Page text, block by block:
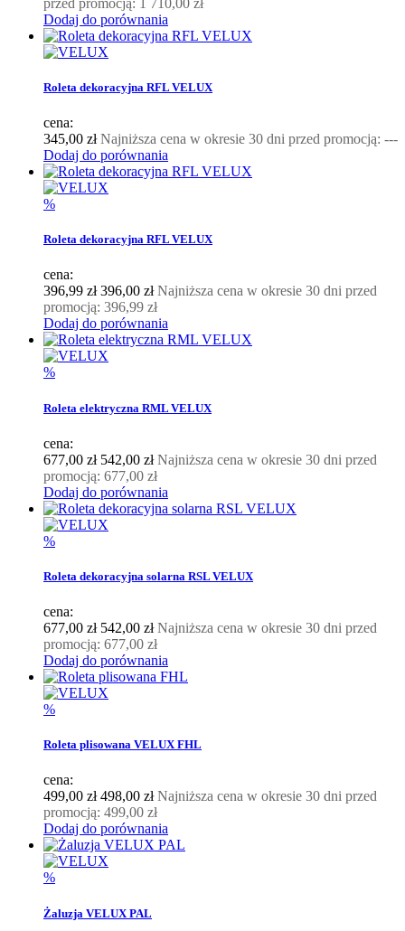
Dodaj do porównania
Roleta dekoracyjna RFL VELUX
cena:
345,00 złNajniższa cena w okresie 30 dni przed promocją: ---
Dodaj do porównania
%
Roleta dekoracyjna RFL VELUX
cena:
396,99 zł396,00 złNajniższa cena w okresie 30 dni przed
promocją: 396,99 zł
Dodaj do porównania
%
Roleta elektryczna RML VELUX
cena:
677,00 zł 542,00 złNajniższa cena w okresie 30 dni przed
promocją: 677,00 zł
Dodaj do porównania
%
Roleta dekoracyjna solarna RSL VELUX
cena:
677,00 zł 542,00 złNajniższa cena w okresie 30 dni przed
promocją: 677,00 zł
Dodaj do porównania
%
Roleta plisowana VELUX FHL
cena:
499,00 zł498,00 złNajniższa cena w okresie 30 dni przed
promocją: 499,00 zł
Dodaj do porównania
%
Żaluzja VELUX PAL